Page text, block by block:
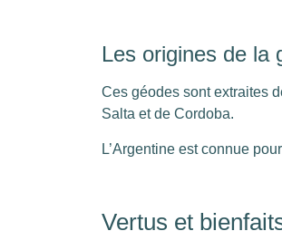
Les origines de la
Ces géodes sont extraites
Salta et de Cordoba.
L’Argentine est connue
Vertus et